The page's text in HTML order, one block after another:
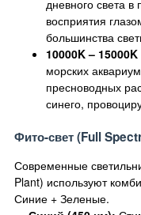
дневного света
восприятия
большинства
10000K –
морских
пресноводных
синего,
Фито-свет (Full
Современные
Plant) используют
Синие + Зеленые.